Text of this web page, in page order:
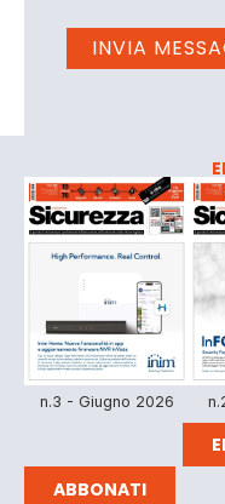
n.3 - Giugno 2026
ABBONATI